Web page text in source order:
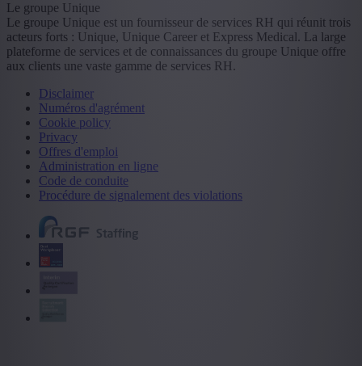
Le groupe Unique
Le groupe Unique est un fournisseur de services RH qui réunit trois
acteurs forts : Unique, Unique Career et Express Medical. La large
plateforme de services et de connaissances du groupe Unique offre
aux clients une vaste gamme de services RH.
Disclaimer
Numéros d'agrément
Cookie policy
Privacy
Offres d'emploi
Administration en ligne
Code de conduite
Procédure de signalement des violations